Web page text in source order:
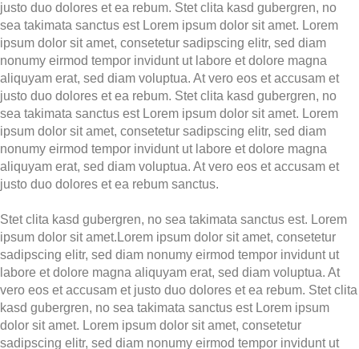
justo duo dolores et ea rebum. Stet clita kasd gubergren, no
sea takimata sanctus est Lorem ipsum dolor sit amet. Lorem
ipsum dolor sit amet, consetetur sadipscing elitr, sed diam
nonumy eirmod tempor invidunt ut labore et dolore magna
aliquyam erat, sed diam voluptua. At vero eos et accusam et
justo duo dolores et ea rebum. Stet clita kasd gubergren, no
sea takimata sanctus est Lorem ipsum dolor sit amet. Lorem
ipsum dolor sit amet, consetetur sadipscing elitr, sed diam
nonumy eirmod tempor invidunt ut labore et dolore magna
aliquyam erat, sed diam voluptua. At vero eos et accusam et
justo duo dolores et ea rebum sanctus.
Stet clita kasd gubergren, no sea takimata sanctus est. Lorem
ipsum dolor sit amet.Lorem ipsum dolor sit amet, consetetur
sadipscing elitr, sed diam nonumy eirmod tempor invidunt ut
labore et dolore magna aliquyam erat, sed diam voluptua. At
vero eos et accusam et justo duo dolores et ea rebum. Stet clita
kasd gubergren, no sea takimata sanctus est Lorem ipsum
dolor sit amet. Lorem ipsum dolor sit amet, consetetur
sadipscing elitr, sed diam nonumy eirmod tempor invidunt ut